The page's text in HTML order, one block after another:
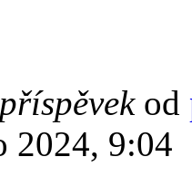
od
2024, 9:04